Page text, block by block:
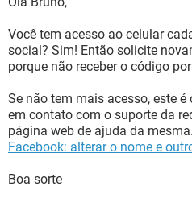
Você tem acesso ao celular
social? Sim! Então solicite
porque não receber o código
Se não tem mais acesso, este
em contato com o suporte da
página web de ajuda da
Facebook: alterar o nome e
Boa sorte